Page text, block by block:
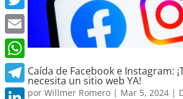
Caída de Facebook e Instagram:
necesita un sitio web YA!
por Willmer Romero| Mar 5, 2024|
Twitter
Email
WhatsApp
Telegram